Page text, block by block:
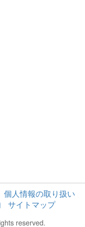
個人情報の取り扱い
サイトマップ
reserved.